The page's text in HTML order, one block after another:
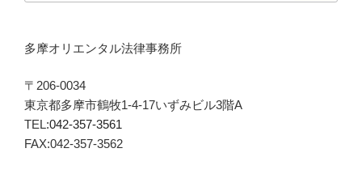
多摩オリエンタル法律事務所
〒206-0034
東京都多摩市鶴牧1-4-17いずみビル3階A
TEL:042-357-3561
FAX:042-357-3562